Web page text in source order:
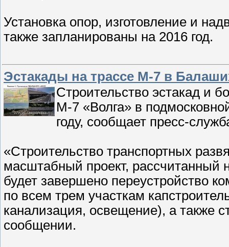
Установка опор, изготовление и
также запланированы на 2016 год.
Эстакады на трассе М-7 в
Строительство эстакад и
М-7 «Волга» в
году, сообщает пресс-
«Строительство транспортных
масштабный проект, рассчитанный
будет завершено переустройство
по всем трем участкам
канализация, освещение), а также
сообщении.